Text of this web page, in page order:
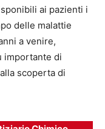
ai pazienti i
delle malattie
a venire,
importante di
scoperta di